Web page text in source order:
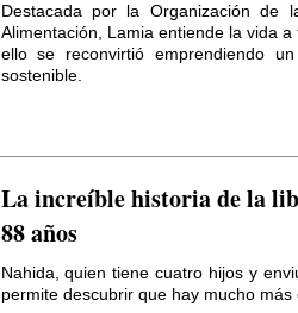
Destacada por la Organización de
Alimentación, Lamia entiende la vida
ello se reconvirtió emprendiendo
sostenible.
La increíble historia de la
88 años
Nahida, quien tiene cuatro hijos y
permite descubrir que hay mucho más